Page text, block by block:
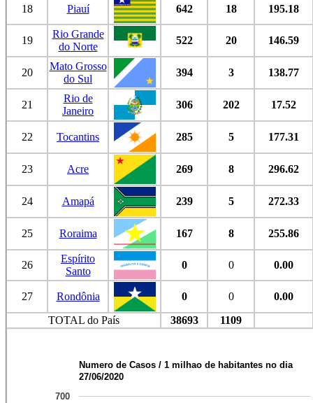
18 Piauí 642 18 195.18
19
Rio Grande
do Norte
522 20 146.59
20
Mato Grosso
do Sul
394 3 138.77
21
Rio de
Janeiro
306 202 17.52
22 Tocantins 285 5 177.31
23 Acre 269 8 296.62
24 Amapá 239 5 272.33
25 Roraima 167 8 255.86
26
Espírito
Santo
0 0 0.00
27 Rondônia 0 0
0.00
TOTAL do País
38693 1109
Numero de Casos / 1 milhao de habitantes no dia
27/06/2020
700